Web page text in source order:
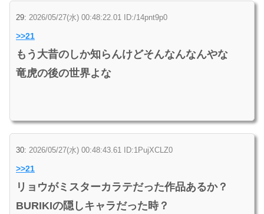
29: 2026/05/27(水) 00:48:22.01 ID:/14pnt9p0
>>21
もう大昔のしか知らんけどそんなんなんやな
竜虎の後の世界よな
30: 2026/05/27(水) 00:48:43.61 ID:1PujXCLZ0
>>21
リョウがミスターカラテだった作品あるか？
BURIKIの隠しキャラだった時？